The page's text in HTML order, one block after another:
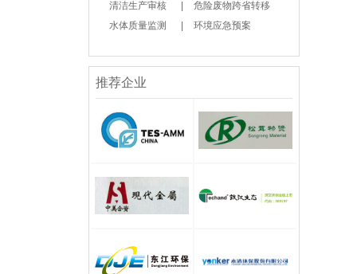
清洁生产审核
危险废物跨省转移
水体质量监测
环境应急预案
推荐企业